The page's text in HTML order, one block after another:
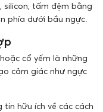
silicon, tấm đệm bằng
phía dưới bầu ngực.
cổ yếm là những
cảm giác như ngực
hữu ích về các cách